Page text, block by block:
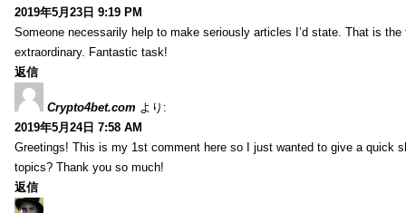
2019年5月23日 9:19 PM
Someone necessarily help to make seriously articles I’d state. That is
extraordinary. Fantastic task!
返信
Crypto4bet.com より:
2019年5月24日 7:58 AM
Greetings! This is my 1st comment here so I just wanted to give a quick
topics? Thank you so much!
返信